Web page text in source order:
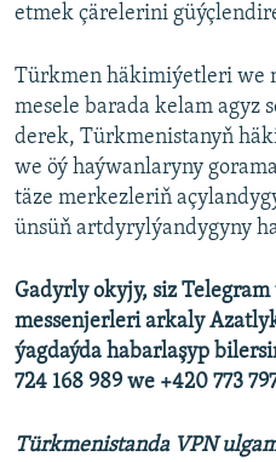
etmek çärelerini
Türkmen häkimiýetleri we
mesele barada kelam agyz
derek, Türkmenistanyň
we öý haýwanlaryny
täze merkezleriň
ünsüň artdyrylýandygyny
Gadyrly okyjy, siz
messenjerleri arkaly
ýagdaýda habarlaşyp
724 168 989 we +420 773
Türkmenistanda VPN